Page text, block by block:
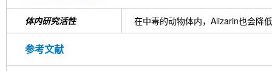
体内研究活性 在中毒的动物体内，Alizarin也会降
参考文献